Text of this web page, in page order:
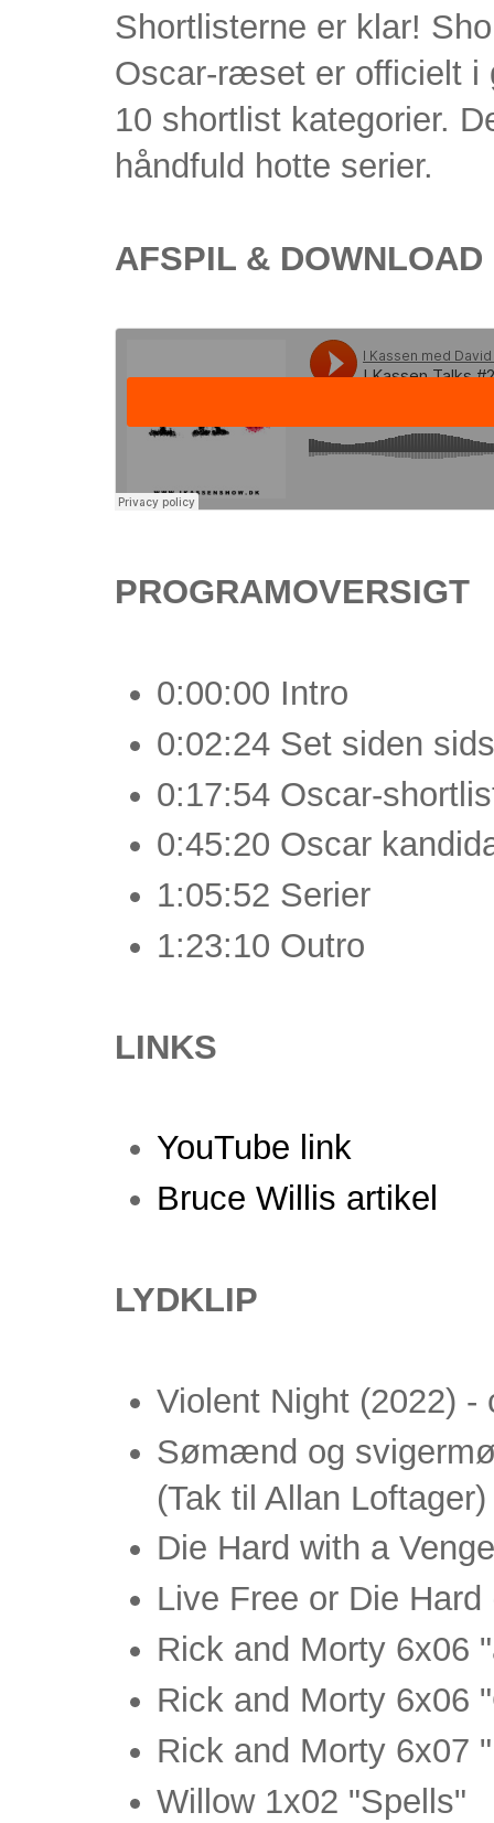
Shortlisterne er klar!
Oscar-ræset er officielt i
10 shortlist kategorier.
håndfuld hotte serier.
AFSPIL & DOWNLOAD
PROGRAMOVERSIGT
0:00:00 Intro
0:02:24 Set siden
0:17:54 Oscar-
0:45:20 Oscar
1:05:52 Serier
1:23:10 Outro
LINKS
YouTube link
Bruce Willis artikel
LYDKLIP
Violent Night (2022) -
Sømænd og
(Tak til Allan Loftager)
Die Hard with a
Live Free or Die
Rick and Morty 6x06
Rick and Morty 6x06
Rick and Morty 6x07
Willow 1x02 "Spells"